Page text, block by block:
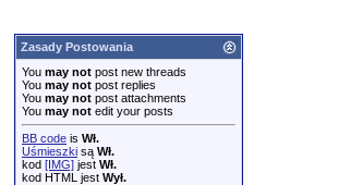
Zasady Postowania
You may not post new threads
You may not post replies
You may not post attachments
You may not edit your posts
BB code is Wł.
Uśmieszki są Wł.
kod [IMG] jest Wł.
kod HTML jest Wył.